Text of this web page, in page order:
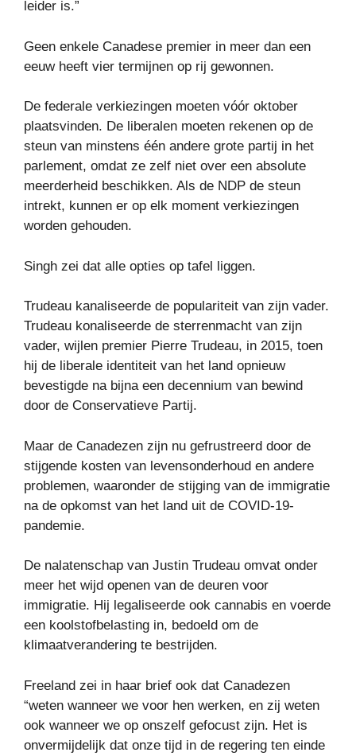
leider is.”
Geen enkele Canadese premier in meer dan een
eeuw heeft vier termijnen op rij gewonnen.
De federale verkiezingen moeten vóór oktober
plaatsvinden. De liberalen moeten rekenen op de
steun van minstens één andere grote partij in het
parlement, omdat ze zelf niet over een absolute
meerderheid beschikken. Als de NDP de steun
intrekt, kunnen er op elk moment verkiezingen
worden gehouden.
Singh zei dat alle opties op tafel liggen.
Trudeau kanaliseerde de populariteit van zijn vader.
Trudeau konaliseerde de sterrenmacht van zijn
vader, wijlen premier Pierre Trudeau, in 2015, toen
hij de liberale identiteit van het land opnieuw
bevestigde na bijna een decennium van bewind
door de Conservatieve Partij.
Maar de Canadezen zijn nu gefrustreerd door de
stijgende kosten van levensonderhoud en andere
problemen, waaronder de stijging van de immigratie
na de opkomst van het land uit de COVID-19-
pandemie.
De nalatenschap van Justin Trudeau omvat onder
meer het wijd openen van de deuren voor
immigratie. Hij legaliseerde ook cannabis en voerde
een koolstofbelasting in, bedoeld om de
klimaatverandering te bestrijden.
Freeland zei in haar brief ook dat Canadezen
“weten wanneer we voor hen werken, en zij weten
ook wanneer we op onszelf gefocust zijn. Het is
onvermijdelijk dat onze tijd in de regering ten einde